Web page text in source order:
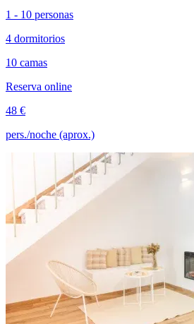
1 - 10 personas
4 dormitorios
10 camas
Reserva online
48 €
pers./noche (aprox.)